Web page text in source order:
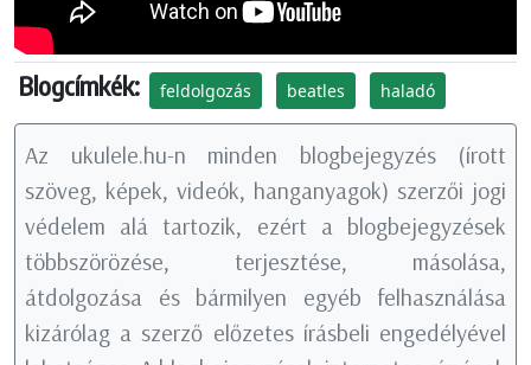
Blogcímkék: feldolgozás beatles haladó
Az ukulele.hu-n minden blogbejegyzés (írott
szöveg, képek, videók, hanganyagok) szerzői jogi
védelem alá tartozik, ezért a blogbejegyzések
többszörözése, terjesztése, másolása,
átdolgozása és bármilyen egyéb felhasználása
kizárólag a szerző előzetes írásbeli engedélyével